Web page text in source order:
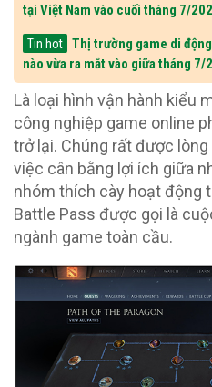
tại Việt Nam vào cuối tháng 7/
Tin hot
Thị trường game di
nào vừa ra mắt vào giữa tháng 7/
Là loại hình vận hành kiểu
công nghiệp game online
trở lại. Chúng rất được
việc cân bằng lợi ích giữa
nhóm thích cày hoạt động
Battle Pass được gọi là
ngành game toàn cầu.